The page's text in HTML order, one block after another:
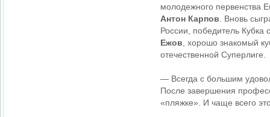
молодежного первенства
Антон Карпов . Вновь
России, победитель
Ежов , хорошо знакомый
отечественной Суперлиге.
— Всегда с большим
После завершения
«пляжке». И чаще всего